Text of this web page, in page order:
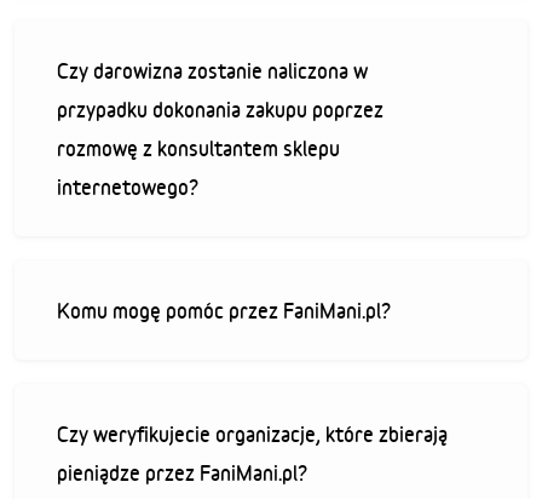
Czy darowizna zostanie naliczona w
przypadku dokonania zakupu poprzez
rozmowę z konsultantem sklepu
internetowego?
Komu mogę pomóc przez FaniMani.pl?
Czy weryfikujecie organizacje, które zbierają
pieniądze przez FaniMani.pl?